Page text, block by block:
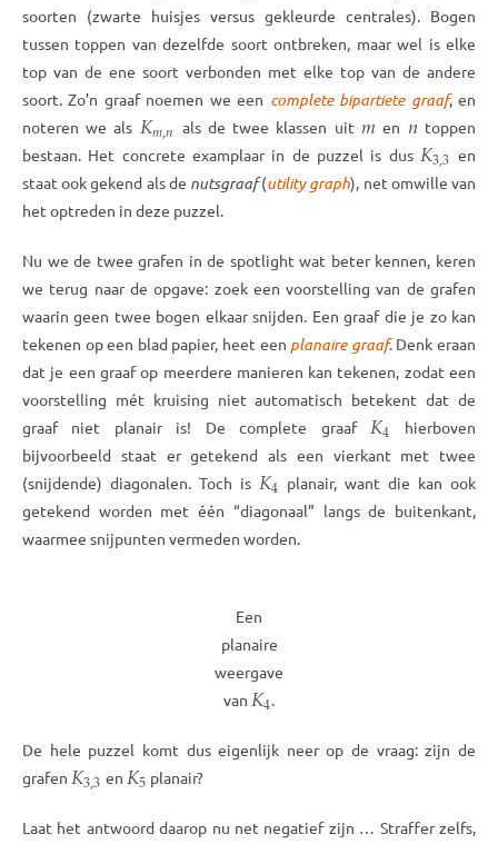
soorten (zwarte huisjes versus gekleurde centrales). Bogen
tussen toppen van dezelfde soort ontbreken, maar wel is elke
top van de ene soort verbonden met elke top van de andere
soort. Zo’n graaf noemen we een complete bipartiete graaf, en
noteren we als 𝐾𝑚,𝑛 als de twee klassen uit 𝑚 en 𝑛toppen
bestaan. Het concrete examplaar in de puzzel is dus 𝐾3,3 en
staat ook gekend als de nutsgraaf(utility graph), net omwille van
het optreden in deze puzzel.
Nu we de twee grafen in de spotlight wat beter kennen, keren
we terug naar de opgave: zoek een voorstelling van de grafen
waarin geen twee bogen elkaar snijden. Een graaf die je zo kan
tekenen op een blad papier, heet een planaire graaf. Denk eraan
dat je een graaf op meerdere manieren kan tekenen, zodat een
voorstelling mét kruising niet automatisch betekent dat de
graaf niet planair is! De complete graaf 𝐾4 hierboven
bijvoorbeeld staat er getekend als een vierkant met twee
(snijdende) diagonalen. Toch is 𝐾4 planair, want die kan ook
getekend worden met één “diagonaal” langs de buitenkant,
waarmee snijpunten vermeden worden.
Een
planaire
weergave
van 𝐾4.
De hele puzzel komt dus eigenlijk neer op de vraag: zijn de
grafen 𝐾3,3 en𝐾5 planair?
Laat het antwoord daarop nu net negatief zijn … Straffer zelfs,